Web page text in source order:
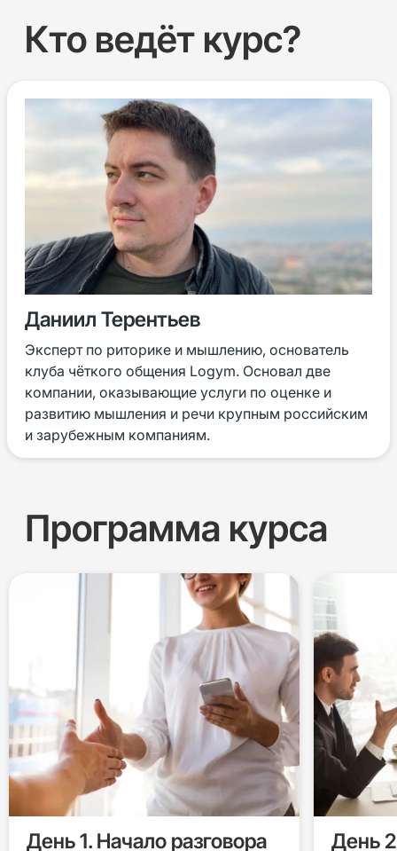
Кто ведёт курс?
Даниил Терентьев
Эксперт по риторике и мышлению, основатель
клуба чёткого общения Logym. Основал две
компании, оказывающие услуги по оценке и
развитию мышления и речи крупным российским
и зарубежным компаниям.
Программа курса
День 1. Начало разговора День